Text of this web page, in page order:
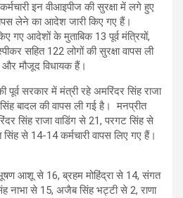
इन वीआइपीज की सुरक्षा में लगे हुए
लेने का आदेश जारी किए गए हैं।
गए आदेशों के मुताबिक 13 पूर्व मंत्रियों,
सहित 122 लोगों की सुरक्षा वापस ली
और मौजूद विधायक हैं।
पूर्व सरकार में मंत्री रहे अमरिंदर सिंह राजा
सिंह बादल की वापस ली गई है। मनप्रीत
सिंह राजा वाडिंग से 21, परगट सिंह से
सिंह से 14-14 कर्मचारी वापस लिए गए हैं।
आशू से 16, ब्रहम मोहिंद्रा से 14, संगत
नाभा से 15, अजैब सिंह भट्टी से 2, राणा